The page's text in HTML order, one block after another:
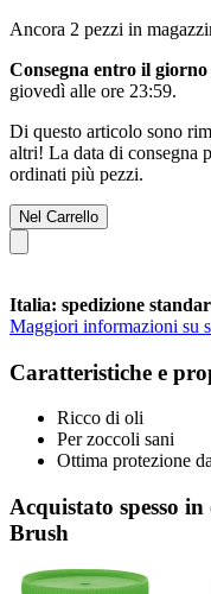
Ancora 2 pezzi in
Consegna entro il
giovedì alle ore 23:59.
Di questo articolo sono
altri! La data di consegna
ordinati più pezzi.
Nel Carrello
Italia: spedizione
Maggiori informazioni su
Caratteristiche e
Ricco di oli
Per zoccoli sani
Ottima protezione
Acquistato spesso
Brush